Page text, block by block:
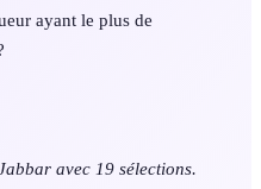
ayant le plus de
avec 19 sélections.